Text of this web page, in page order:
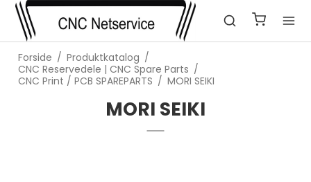
Forside / Produktkatalog /
CNC Reservedele | CNC Spare Parts /
CNC Print / PCB SPAREPARTS / MORI SEIKI
MORI SEIKI